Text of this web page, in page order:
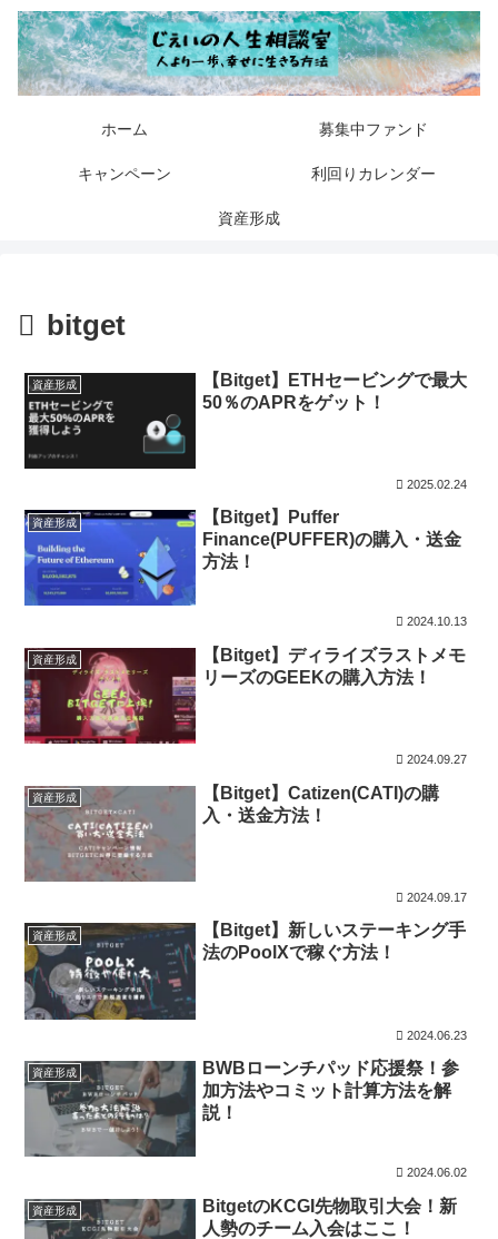
ホーム 募集中ファンド
キャンペーン 利回りカレンダー
資産形成
bitget
資産形成
【Bitget】ETHセービングで最大
50％のAPRをゲット！
2025.02.24
資産形成
【Bitget】Puffer
Finance(PUFFER)の購入・送金
方法！
2024.10.13
資産形成
【Bitget】ディライズラストメモ
リーズのGEEKの購入方法！
2024.09.27
資産形成
【Bitget】Catizen(CATI)の購
入・送金方法！
2024.09.17
資産形成
【Bitget】新しいステーキング手
法のPoolXで稼ぐ方法！
2024.06.23
資産形成
BWBローンチパッド応援祭！参
加方法やコミット計算方法を解
説！
2024.06.02
資産形成
BitgetのKCGI先物取引大会！新
人勢のチーム入会はここ！